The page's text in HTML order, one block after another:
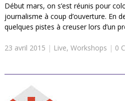
Début mars, on s’est réunis pour
journalisme à coup d’ouverture. En
quelques pistes à creuser lors d’un
23 avril 2015 | Live, Workshops | 0